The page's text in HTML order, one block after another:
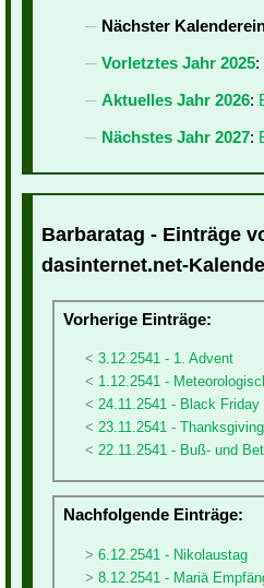
Nächster
Vorletztes Jahr 2025:
Aktuelles Jahr 2026:
Nächstes Jahr 2027:
Barbaratag - Einträge
dasinternet.net-
Vorherige Einträge:
3.12.2541 - 1. Advent
1.12.2541 -
24.11.2541 - Black Friday
23.11.2541 -
22.11.2541 - Buß- und
Nachfolgende Einträge:
6.12.2541 - Nikolaustag
8.12.2541 - Mariä